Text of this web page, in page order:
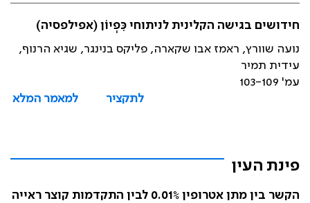
חידושים בגישה הקלינית לניתוחי כִּפְיוֹן (אפילפסיה)
נועה שוורץ, ראמז אבו שקארה, פליקס בנינגר, שגיא הרנוף,
עידית תמיר
עמ' 103-109
לתקציר
למאמר המלא
פינת העין
הקשר בין מתן אטרופין 0.01% לבין התקדמות קוצר ראייה